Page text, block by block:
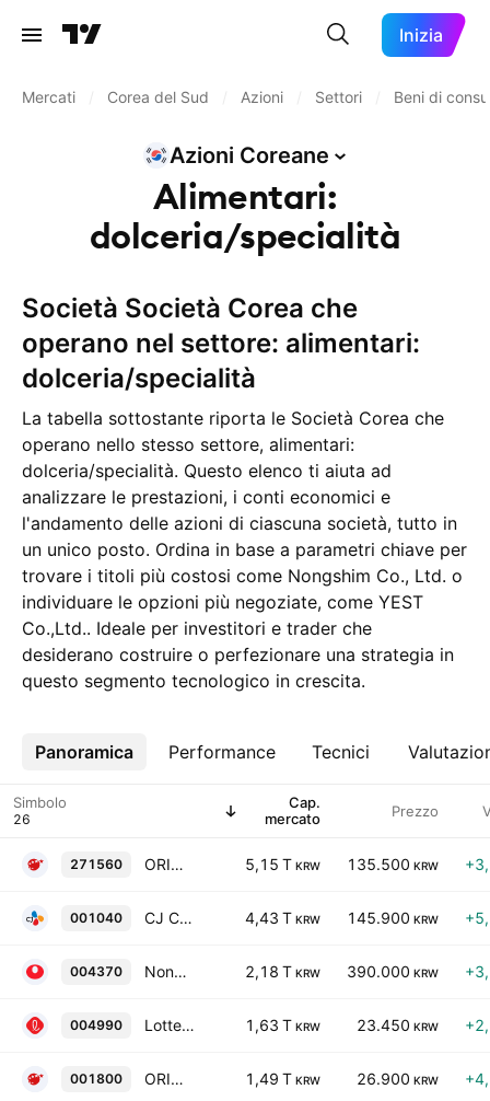
Inizia
Mercati Corea del Sud Azioni Settori Beni di
Azioni Coreane
Alimentari:
dolceria/specialità
Società Società Corea che
operano nel settore: alimentari:
dolceria/specialità
La tabella sottostante riporta le Società Corea che
operano nello stesso settore, alimentari:
dolceria/specialità. Questo elenco ti aiuta ad
analizzare le prestazioni, i conti economici e
l'andamento delle azioni di ciascuna società, tutto in
un unico posto. Ordina in base a parametri chiave per
trovare i titoli più costosi come Nongshim Co., Ltd. o
individuare le opzioni più negoziate, come YEST
Co.,Ltd.. Ideale per investitori e trader che
desiderano costruire o perfezionare una strategia in
questo segmento tecnologico in crescita.
Panoramica Performance Tecnici
Altro
Simbolo
Cap.
mercato
Prezzo
271560 ORION CORP. 5,15 T KRW 135.500 KRW
001040 CJ Corporation 4,43 T KRW 145.900 KRW
004370 Nongshim Co., Ltd. 2,18 T KRW 390.000 KRW
004990 Lotte Corp 1,63 T KRW 23.450 KRW
001800 ORION Holdings Corporation 1,49 T KRW 26.900 KRW